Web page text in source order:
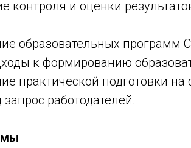
контроля и оценки
образовательных программ
к формированию
практической подготовки
работодателей.